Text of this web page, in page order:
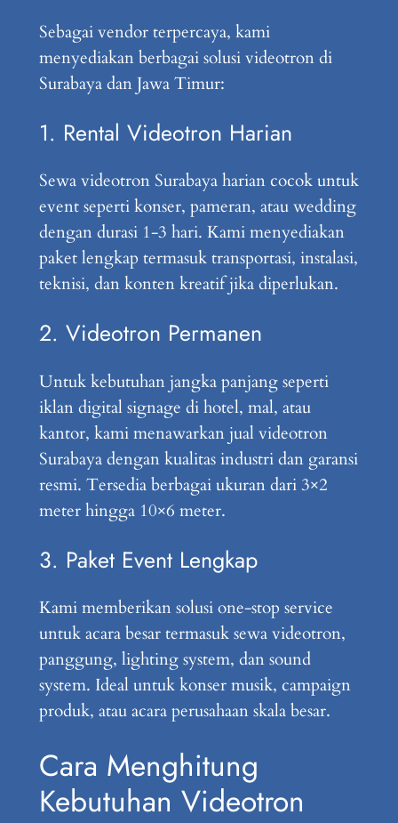
Sebagai vendor terpercaya, kami
menyediakan berbagai solusi videotron di
Surabaya dan Jawa Timur:
1. Rental Videotron Harian
Sewa videotron Surabaya harian cocok untuk
event seperti konser, pameran, atau wedding
dengan durasi 1-3 hari. Kami menyediakan
paket lengkap termasuk transportasi, instalasi,
teknisi, dan konten kreatif jika diperlukan.
2. Videotron Permanen
Untuk kebutuhan jangka panjang seperti
iklan digital signage di hotel, mal, atau
kantor, kami menawarkan jual videotron
Surabaya dengan kualitas industri dan garansi
resmi. Tersedia berbagai ukuran dari 3×2
meter hingga 10×6 meter.
3. Paket Event Lengkap
Kami memberikan solusi one-stop service
untuk acara besar termasuk sewa videotron,
panggung, lighting system, dan sound
system. Ideal untuk konser musik, campaign
produk, atau acara perusahaan skala besar.
Cara Menghitung
Kebutuhan Videotron